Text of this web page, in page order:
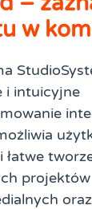
w
i intuicyjne
łatwe
projektów